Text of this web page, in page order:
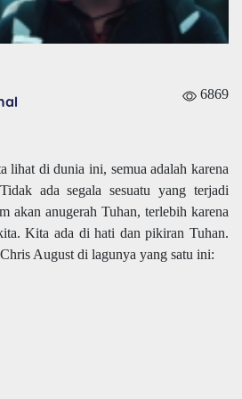
6869
lihat di dunia ini, semua adalah karena
ada segala sesuatu yang terjadi
akan anugerah Tuhan, terlebih karena
Kita ada di hati dan pikiran Tuhan.
August di lagunya yang satu ini: